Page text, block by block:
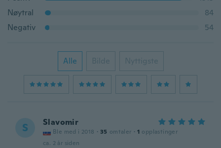
Nøytral
84
Negativ
54
Alle Bilde Nyttigste
S Slavomir
Ble med i 2018 · 35 omtaler · 1 opplastinger
ca. 2 år siden